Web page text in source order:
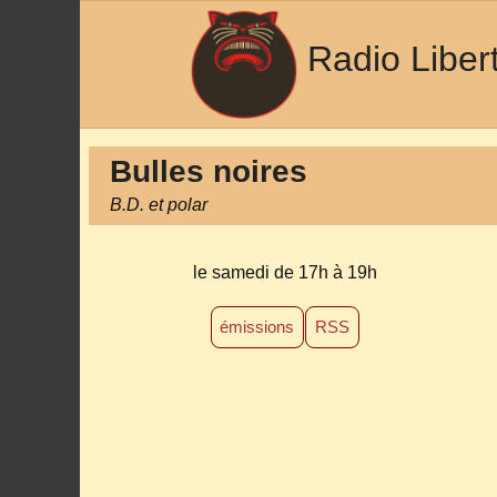
Radio
Bulles noires
B.D. et polar
le samedi de 17h à 19h
émissions RSS